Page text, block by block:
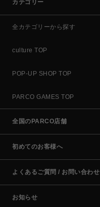
カテゴリー
全カテゴリーから探す
culture TOP
POP-UP SHOP TOP
PARCO GAMES TOP
全国のPARCO店舗
初めてのお客様へ
よくあるご質問 / お問い合わせ
お知らせ